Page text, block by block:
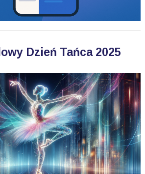
Dzień Tańca 2025